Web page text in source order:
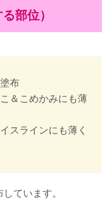
部位）
布
＆こめかみにも薄
スラインにも薄く
ています。